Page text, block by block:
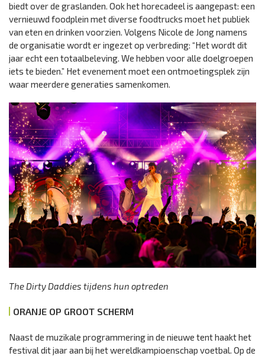
biedt over de graslanden. Ook het horecadeel is aangepast: een
vernieuwd foodplein met diverse foodtrucks moet het publiek
van eten en drinken voorzien. Volgens Nicole de Jong namens
de organisatie wordt er ingezet op verbreding: “Het wordt dit
jaar echt een totaalbeleving. We hebben voor alle doelgroepen
iets te bieden.” Het evenement moet een ontmoetingsplek zijn
waar meerdere generaties samenkomen.
The Dirty Daddies tijdens hun optreden
ORANJE OP GROOT SCHERM
Naast de muzikale programmering in de nieuwe tent haakt het
festival dit jaar aan bij het wereldkampioenschap voetbal. Op de